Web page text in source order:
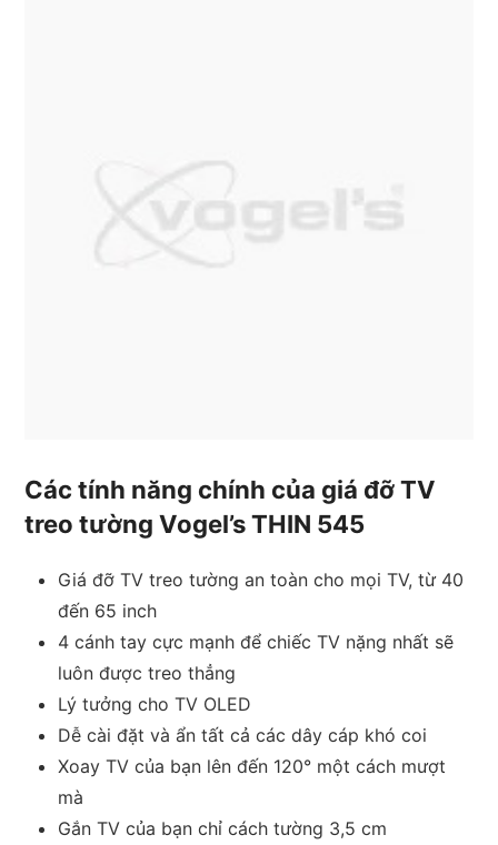
Các tính năng chính của giá đỡ TV
treo tường Vogel’s THIN 545
Giá đỡ TV treo tường an toàn cho mọi TV, từ 40
đến 65 inch
4 cánh tay cực mạnh để chiếc TV nặng nhất sẽ
luôn được treo thẳng
Lý tưởng cho TV OLED
Dễ cài đặt và ẩn tất cả các dây cáp khó coi
Xoay TV của bạn lên đến 120° một cách mượt
mà
Gắn TV của bạn chỉ cách tường 3,5 cm